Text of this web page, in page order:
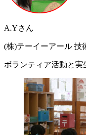
A.Yさん
(株)テーイーアール 技
ボランティア活動と実